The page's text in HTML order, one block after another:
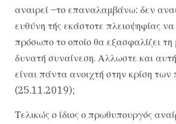
αναιρεί –το επαναλαμβάνω: δεν
ευθύνη τής εκάστοτε πλειοψηφίας
πρόσωπο το οποίο θα εξασφαλίζει
δυνατή συναίνεση. Αλλωστε και
είναι πάντα ανοιχτή στην κρίση των
(25.11.2019);
Τελικώς ο ίδιος ο πρωθυπουργός